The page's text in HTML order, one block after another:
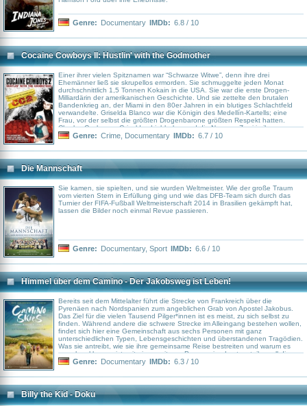
Genre: Documentary IMDb: 6.8 / 10
Cocaine Cowboys II: Hustlin' with the Godmother
Einer ihrer vielen Spitznamen war “Schwarze Witwe”, denn ihre drei
Ehemänner ließ sie skrupellos ermorden. Sie schmuggelte jeden Monat
durchschnittlich 1,5 Tonnen Kokain in die USA. Sie war die erste Drogen-
Milliardärin der amerikanischen Geschichte. Und sie zettelte den brutalen
Bandenkrieg an, der Miami in den 80er Jahren in ein blutiges Schlachtfeld
verwandelte. Griselda Blanco war die Königin des Medellín-Kartells; eine
Frau, vor der selbst die größten Drogenbarone größten Respekt hatten.
Charles Cosby war Griseldas Liebhaber und die Nummer Zwei in ihrem
Drogenimperium. Wie er die Trennung und den Ausstieg überleben konnte,
Genre: Crime Documentary IMDb: 6.7 / 10
Die Mannschaft
Sie kamen, sie spielten, und sie wurden Weltmeister. Wie der große Traum
vom vierten Stern in Erfüllung ging und wie das DFB-Team sich durch das
Turnier der FIFA-Fußball Weltmeisterschaft 2014 in Brasilien gekämpft hat,
lassen die Bilder noch einmal Revue passieren.
Genre: Documentary, Sport IMDb: 6.6 / 10
Himmel über dem Camino - Der Jakobsweg ist Leben!
Bereits seit dem Mittelalter führt die Strecke von Frankreich über die
Pyrenäen nach Nordspanien zum angeblichen Grab von Apostel Jakobus.
Das Ziel für die vielen Tausend Pilger*innen ist es meist, zu sich selbst zu
finden. Während andere die schwere Strecke im Alleingang bestehen wollen,
findet sich hier eine Gemeinschaft aus sechs Personen mit ganz
unterschiedlichen Typen, Lebensgeschichten und überstandenen Tragödien.
Was sie antreibt, wie sie ihre gemeinsame Reise bestreiten und warum es
manchmal besser ist, mit einer weiteren Person eine Last zu teilen, all dies
schildert die Dokumentation „Himmel über dem Camino“ von Noel Smyth und
Jakobsweg komplett ablaufen wollen.
Genre: Documentary IMDb: 6.3 / 10
Billy the Kid - Doku